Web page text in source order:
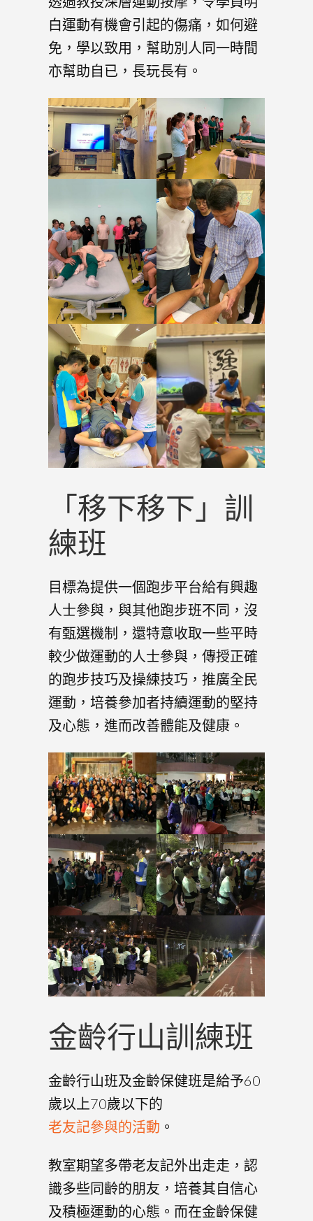
白運動有機會引起的傷痛，如何避
免，學以致用，幫助別人同一時間
亦幫助自已，長玩長有。
「移下移下」訓
練班
目標為提供一個跑步平台給有興趣
人士參與，與其他跑步班不同，沒
有甄選機制，還特意收取一些平時
較少做運動的人士參與，傳授正確
的跑步技巧及操練技巧，推廣全民
運動，培養參加者持續運動的堅持
及心態，進而改善體能及健康。
金齡行山訓練班
金齡行山班及金齡保健班是給予60
歲以上70歲以下的
老友記參與的活動 。
教室期望多帶老友記外出走走，認
識多些同齡的朋友，培養其自信心
及積極運動的心態。而在金齡保健